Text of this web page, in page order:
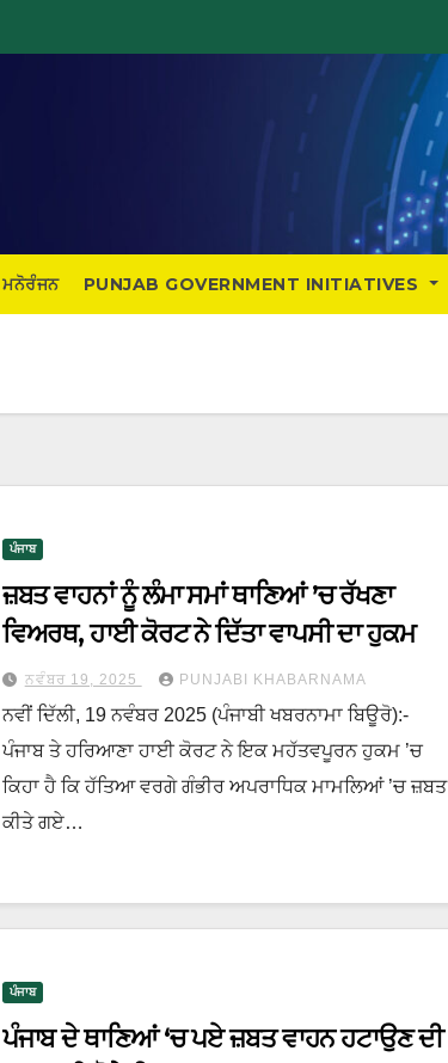
ਮਨੋਰੰਜਨ PUNJAB GOVERNMENT INITIATIVES
ਪੰਜਾਬ
ਜ਼ਬਤ ਵਾਹਨਾਂ ਨੂੰ ਲੰਮਾ ਸਮਾਂ ਥਾਣਿਆਂ ’ਚ ਰੱਖਣਾ
ਵਿਅਰਥ, ਹਾਈ ਕੋਰਟ ਨੇ ਦਿੱਤਾ ਵਾਪਸੀ ਦਾ ਹੁਕਮ
ਨਵੰਬਰ 19, 2025 PUNJABI KHABARNAMA
ਨਵੀਂ ਦਿੱਲੀ, 19 ਨਵੰਬਰ 2025 (ਪੰਜਾਬੀ ਖਬਰਨਾਮਾ ਬਿਊਰੋ):-
ਪੰਜਾਬ ਤੇ ਹਰਿਆਣਾ ਹਾਈ ਕੋਰਟ ਨੇ ਇਕ ਮਹੱਤਵਪੂਰਨ ਹੁਕਮ ’ਚ
ਕਿਹਾ ਹੈ ਕਿ ਹੱਤਿਆ ਵਰਗੇ ਗੰਭੀਰ ਅਪਰਾਧਿਕ ਮਾਮਲਿਆਂ ’ਚ ਜ਼ਬਤ
ਕੀਤੇ ਗਏ…
ਪੰਜਾਬ
ਪੰਜਾਬ ਦੇ ਥਾਣਿਆਂ ‘ਚ ਪਏ ਜ਼ਬਤ ਵਾਹਨ ਹਟਾਉਣ ਦੀ